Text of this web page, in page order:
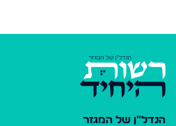
הנדל"ן של המגזר